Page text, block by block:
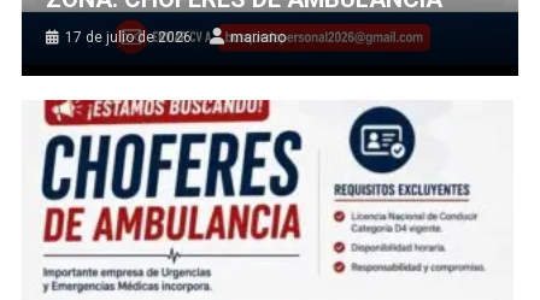
17 de julio de 2026 mariano